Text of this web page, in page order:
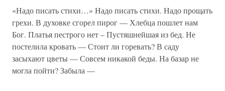
«Надо писать стихи…» Надо писать стихи. Надо прощать
грехи. В духовке сгорел пирог — Хлебца пошлет нам
Бог. Платья пестрого нет – Пустяшнейшая из бед. Не
постелила кровать — Стоит ли горевать? В саду
засыхают цветы — Совсем никакой беды. На базар не
могла пойти? Забыла —